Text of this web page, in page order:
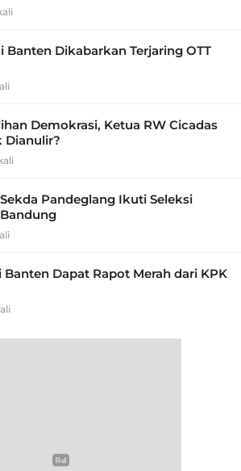
Banten Dikabarkan Terjaring OTT
Demokrasi, Ketua RW Cicadas
Dianulir?
Pandeglang Ikuti Seleksi
Banten Dapat Rapot Merah dari KPK